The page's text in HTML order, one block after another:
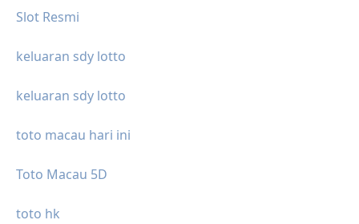
Slot Resmi
keluaran sdy lotto
keluaran sdy lotto
toto macau hari ini
Toto Macau 5D
toto hk